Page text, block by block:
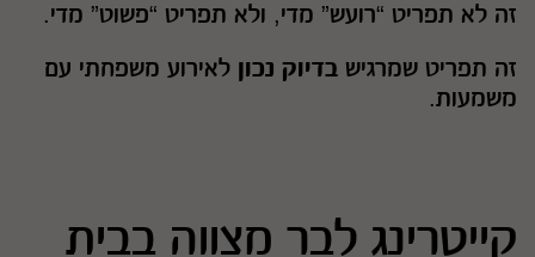
זה לא תפריט “רועש” מדי, ולא תפריט “פשוט” מדי.
זה תפריט שמרגיש בדיוק נכון לאירוע משפחתי עם
משמעות.
קייטרינג לבר מצווה בבית